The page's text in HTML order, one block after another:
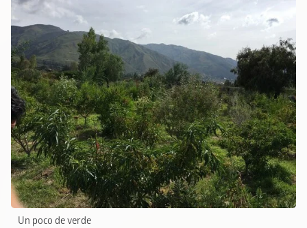
Un poco de verde